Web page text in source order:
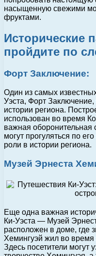
насыщенную свежими
фруктами.
Исторические
пройдите по
Форт Заключение:
Один из самых
Уэста, Форт Заключение,
истории региона.
использован во время
важная оборонительная
могут прогуляться по
роли в истории региона.
Музей Эрнеста
Еще одна важная
Ки-Уэста — Музей
расположен в доме, где
Хемингуэй жил во время
Здесь посетители могут